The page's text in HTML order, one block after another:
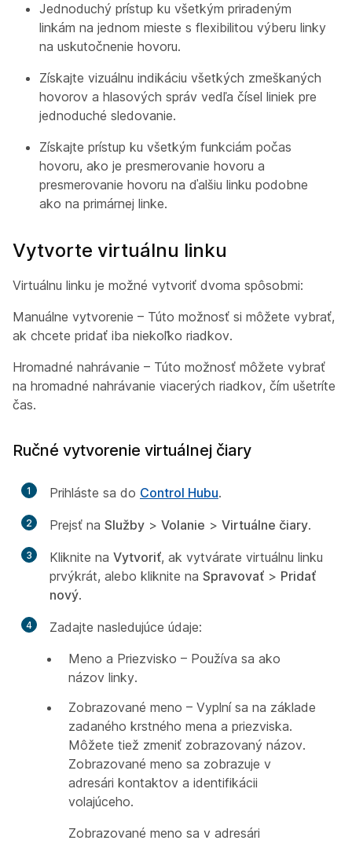
Jednoduchý prístup ku všetkým priradeným
linkám na jednom mieste s flexibilitou výberu linky
na uskutočnenie hovoru.
Získajte vizuálnu indikáciu všetkých zmeškaných
hovorov a hlasových správ vedľa čísel liniek pre
jednoduché sledovanie.
Získajte prístup ku všetkým funkciám počas
hovoru, ako je presmerovanie hovoru a
presmerovanie hovoru na ďalšiu linku podobne
ako na primárnej linke.
Vytvorte virtuálnu linku
Virtuálnu linku je možné vytvoriť dvoma spôsobmi:
Manuálne vytvorenie – Túto možnosť si môžete vybrať,
ak chcete pridať iba niekoľko riadkov.
Hromadné nahrávanie – Túto možnosť môžete vybrať
na hromadné nahrávanie viacerých riadkov, čím ušetríte
čas.
Ručné vytvorenie virtuálnej čiary
1 Prihláste sa do Control Hubu.
2 Prejsť na Služby > Volanie > Virtuálne čiary.
3 Kliknite na Vytvoriť, ak vytvárate virtuálnu linku
prvýkrát, alebo kliknite na Spravovať > Pridať
nový.
4
Zadajte nasledujúce údaje:
Meno a Priezvisko – Používa sa ako
názov linky.
Zobrazované meno – Vyplní sa na základe
zadaného krstného mena a priezviska.
Môžete tiež zmeniť zobrazovaný názov.
Zobrazované meno sa zobrazuje v
adresári kontaktov a identifikácii
volajúceho.
Zobrazované meno sa v adresári